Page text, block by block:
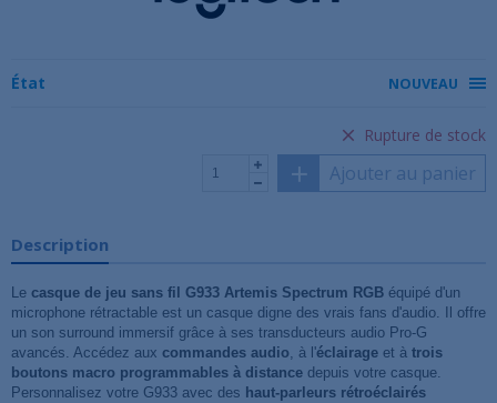
État NOUVEAU
Rupture de stock
Ajouter au panier
Description
Le casque de jeu sans fil G933 Artemis Spectrum RGB équipé d'un
microphone rétractable est un casque digne des vrais fans d'audio. Il offre
un son surround immersif grâce à ses transducteurs audio Pro-G
avancés. Accédez aux commandes audio, à l'éclairage et à trois
boutons macro programmables à distance depuis votre casque.
Personnalisez votre G933 avec des haut-parleurs rétroéclairés